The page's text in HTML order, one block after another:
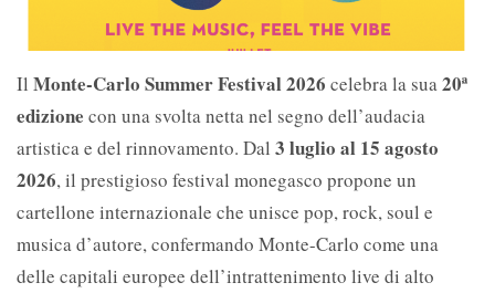
Il Monte-Carlo Summer Festival 2026 celebra la sua 20ª
edizione con una svolta netta nel segno dell’audacia
artistica e del rinnovamento. Dal 3 luglio al 15 agosto
2026, il prestigioso festival monegasco propone un
cartellone internazionale che unisce pop, rock, soul e
musica d’autore, confermando Monte-Carlo come una
delle capitali europee dell’intrattenimento live di alto